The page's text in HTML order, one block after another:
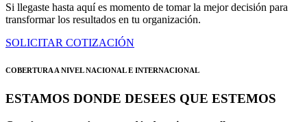
Si llegaste hasta aquí es momento de tomar la mejor decisión para
transformar los resultados en tu organización.
SOLICITAR COTIZACIÓN
COBERTURA A NIVEL NACIONAL E INTERNACIONAL
ESTAMOS DONDE DESEES QUE ESTEMOS